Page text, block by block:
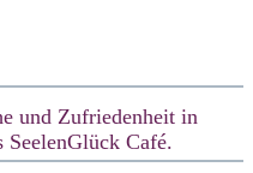
und Zufriedenheit in
SeelenGlück Café.